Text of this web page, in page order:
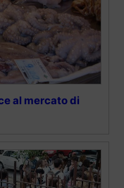
al mercato di